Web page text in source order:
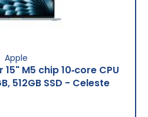
Apple
M5 chip 10‑core CPU
512GB SSD - Celeste